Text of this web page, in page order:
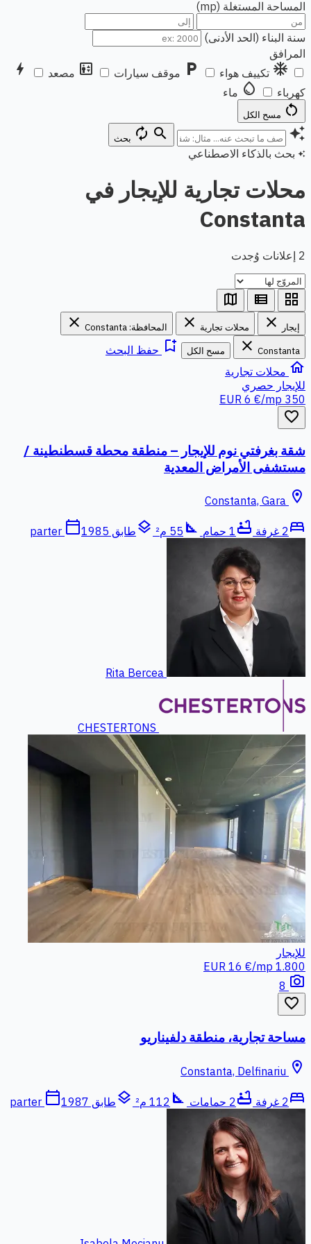
المساحة المستغلة (mp)
سنة البناء (الحد الأدنى)
المرافق
ac_unit تكييف هواء local_parking موقف سيارات elevator مصعد bolt
كهرباء water_drop ماء
restart_alt
auto_awesome
search
autorenew بحث
auto_awesome بحث بالذكاء الاصطناعي
محلات تجارية للإيجار في
Constanta
2 إعلانات وُجدت
grid_view
view_list
map
إيجار close محلات تجارية close المحافظة: Constanta close
Constanta
close مسح الكل bookmark_add حفظ البحث
home محلات تجارية
للإيجار حصري
350 EUR
6 €/mp
favorite_border
شقة بغرفتي نوم للإيجار – منطقة محطة قسطنطينة /
مستشفى الأمراض المعدية
location_on
bed2 غرفة bathtub 1 حمام square_foot 55 م² layers طابق parter calendar_today1985
Rita Bercea
CHESTERTONS
للإيجار
1.800 EUR
16 €/mp
photo_camera
favorite_border
مساحة تجارية، منطقة دلفيناريو
location_on
bed 2 غرفة bathtub 2 حمامات square_foot 112 م² layers طابق parter calendar_today1987